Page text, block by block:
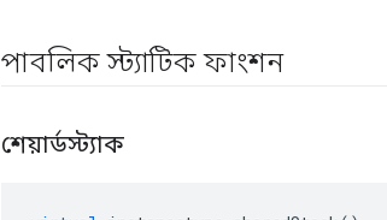
পাবলিক স্ট্যাটিক ফাংশন
শেয়ার্ডস্ট্যাক